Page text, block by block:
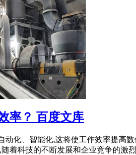
率？ 百度文库
动化、智能化,这将使工作效率提高
着科技的不断发展和企业竞争的激